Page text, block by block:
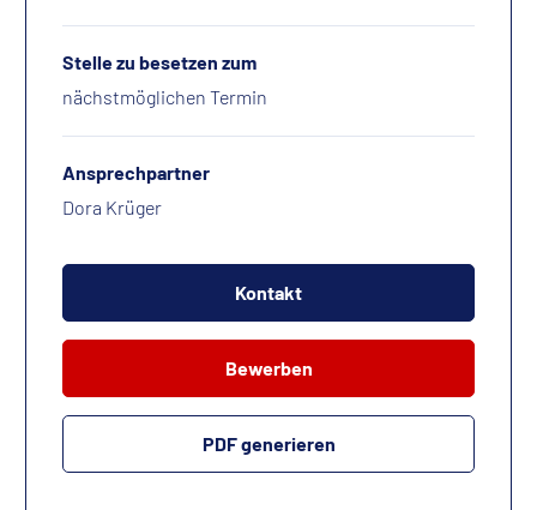
Stelle zu besetzen zum
nächstmöglichen Termin
Ansprechpartner
Dora Krüger
Kontakt
Bewerben
PDF generieren